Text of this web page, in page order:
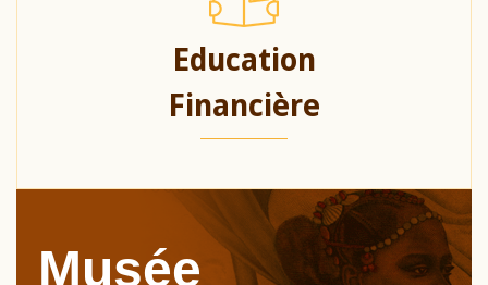
Education
Financière
Musée